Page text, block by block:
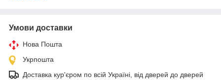
Умови доставки
Нова Пошта
Укрпошта
Доставка кур'єром по всій Україні, від дверей до дверей